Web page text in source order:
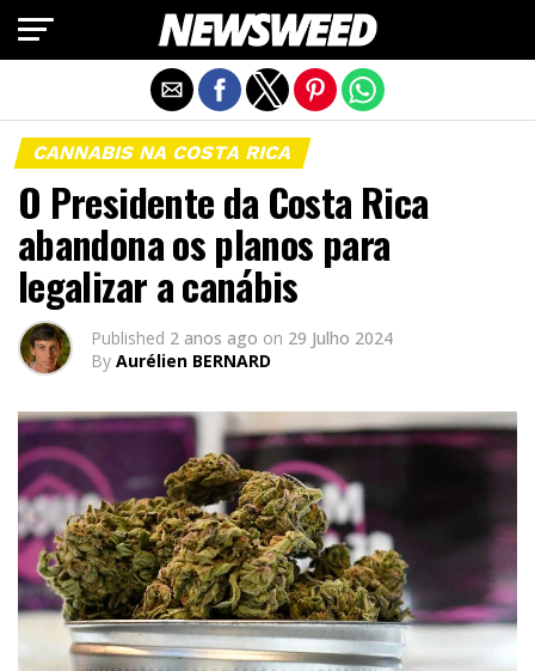
CANNABIS NA COSTA RICA
O Presidente da Costa Rica
abandona os planos para
legalizar a canábis
Published 2 anos ago on 29 Julho 2024
By Aurélien BERNARD
Exit mobile version